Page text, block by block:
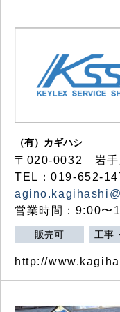
（有）カギハシ
〒020-0032 岩手
TEL：019-652-
営業時間：9:00〜
販売可 工事
http://